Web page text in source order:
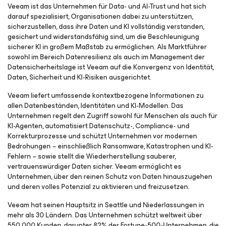
Veeam ist das Unternehmen für Data- und AI-Trust und hat sich
darauf spezialisiert, Organisationen dabei zu unterstützen,
sicherzustellen, dass ihre Daten und KI vollständig verstanden,
gesichert und widerstandsfähig sind, um die Beschleunigung
sicherer KI in großem Maßstab zu ermöglichen. Als Marktführer
sowohl im Bereich Datenresilienz als auch im Management der
Datensicherheitslage ist Veeam auf die Konvergenz von Identität,
Daten, Sicherheit und KI-Risiken ausgerichtet.
Veeam liefert umfassende kontextbezogene Informationen zu
allen Datenbeständen, Identitäten und KI-Modellen. Das
Unternehmen regelt den Zugriff sowohl für Menschen als auch für
KI-Agenten, automatisiert Datenschutz-, Compliance- und
Korrekturprozesse und schützt Unternehmen vor modernen
Bedrohungen – einschließlich Ransomware, Katastrophen und KI-
Fehlern – sowie stellt die Wiederherstellung sauberer,
vertrauenswürdiger Daten sicher. Veeam ermöglicht es
Unternehmen, über den reinen Schutz von Daten hinauszugehen
und deren volles Potenzial zu aktivieren und freizusetzen.
Veeam hat seinen Hauptsitz in Seattle und Niederlassungen in
mehr als 30 Ländern. Das Unternehmen schützt weltweit über